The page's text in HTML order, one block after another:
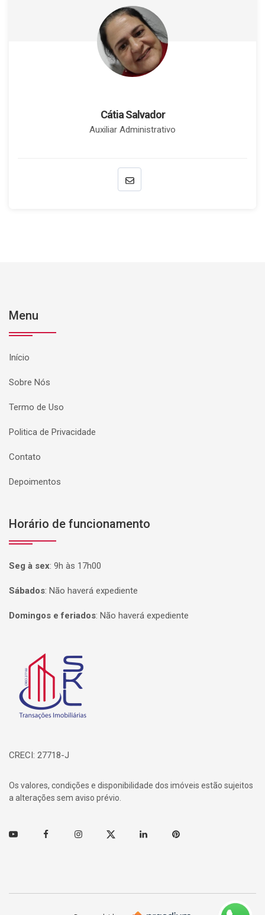
Cátia Salvador
Auxiliar Administrativo
Menu
Início
Sobre Nós
Termo de Uso
Politica de Privacidade
Contato
Depoimentos
Horário de funcionamento
Seg à sex: 9h às 17h00
Sábados: Não haverá expediente
Domingos e feriados: Não haverá expediente
Página inicial
CRECI: 27718-J
Os valores, condições e disponibilidade dos imóveis estão sujeitos
a alterações sem aviso prévio.
Youtube FacebookInstagramTwitter Linkedin Pinterest